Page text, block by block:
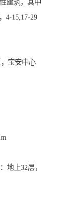
建筑，其中
4-15,17-29
宝安中心
地上32层，